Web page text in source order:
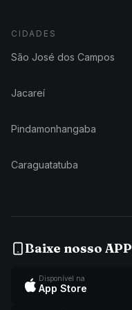
CIDADES
São José dos Campos
Jacareí
Pindamonhangaba
Caraguatatuba
Baixe nosso APP
Disponível na
App Store